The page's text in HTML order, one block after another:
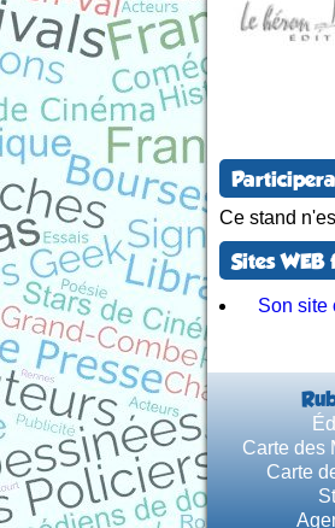
Ce stand
Sites
Son site
Carte des
Carte